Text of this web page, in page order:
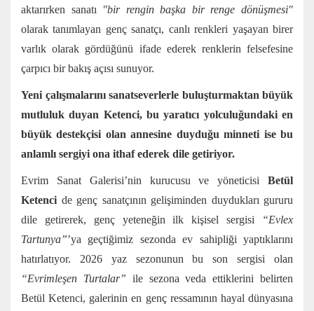
aktarırken sanatı
"bir rengin başka bir renge dönüşmesi"
olarak tanımlayan genç sanatçı, canlı renkleri yaşayan birer
varlık olarak gördüğünü ifade ederek renklerin felsefesine
çarpıcı bir bakış açısı sunuyor.
Yeni çalışmalarını sanatseverlerle buluşturmaktan büyük
mutluluk duyan Ketenci, bu yaratıcı yolculuğundaki en
büyük destekçisi olan annesine duyduğu minneti ise bu
anlamlı sergiyi ona ithaf ederek dile getiriyor.
Evrim Sanat Galerisi’nin kurucusu ve yöneticisi Betül
Ketenci de genç sanatçının gelişiminden duydukları gururu
dile getirerek, genç yeteneğin ilk kişisel sergisi
“Evlex
Tartunya”’ya geçtiğimiz sezonda ev sahipliği yaptıklarını
hatırlatıyor. 2026 yaz sezonunun bu son sergisi olan
“Evrimleşen Turtalar” ile sezona veda ettiklerini belirten
Betül Ketenci, galerinin en genç ressamının hayal dünyasına